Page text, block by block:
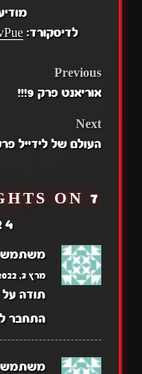
לדיסקורד:
POST
Previous
אוריאנט פרק 9!!!
Next
העולם של לידייל פרק
7 THOUGHTS ON “
24
משתמש
מרץ 3, 2022 בשעה 7:16 pm
תודה
התחבר
משתמש